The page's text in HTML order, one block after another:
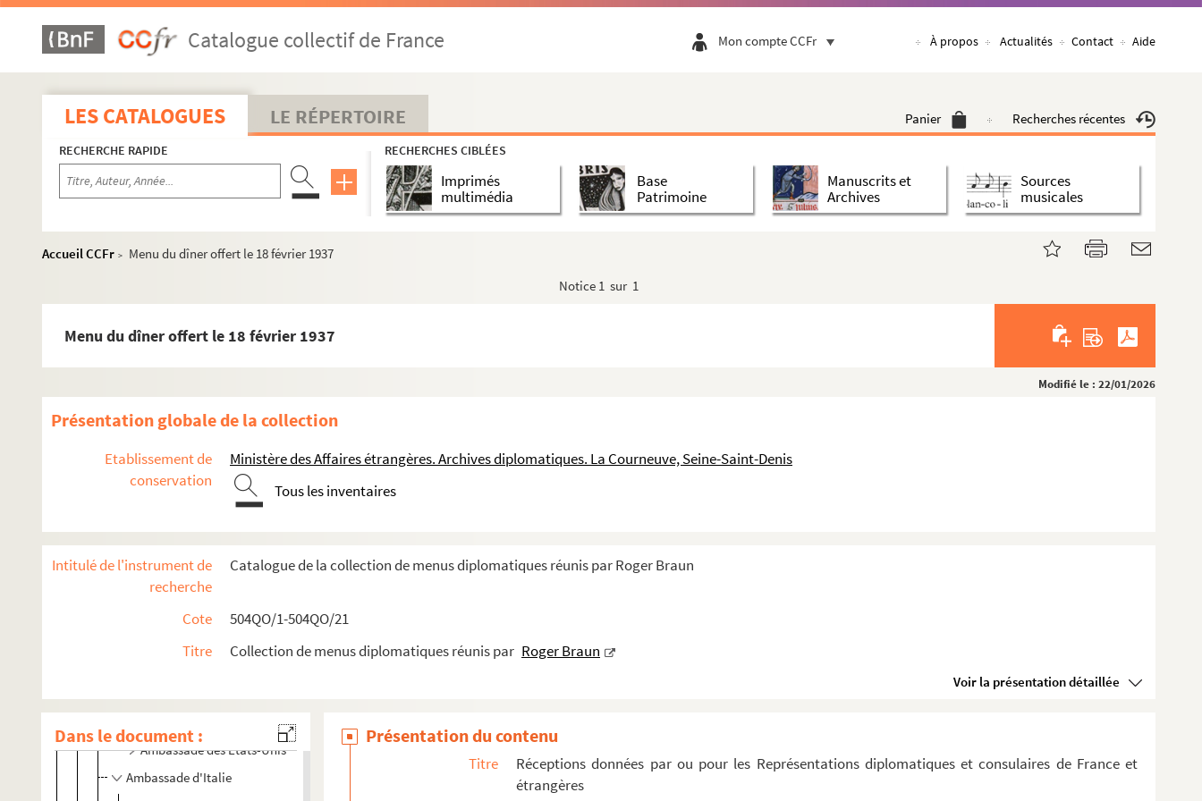
Catalogue collectif de France Mon compte CCFr À propos Actualités Contact Aide
LES CATALOGUES LE RÉPERTOIRE Panier Recherches récentes
RECHERCHE RAPIDE RECHERCHES CIBLÉES
Imprimés
multimédia
Base
Patrimoine
Manuscrits et
Archives
Sources
musicales
Accueil CCFr >
Menu du dîner offert le 18 février 1937
Notice 1 sur 1
Menu du dîner offert le 18 février 1937
Modifié le : 22/01/2026
Présentation globale de la collection
Etablissement de
conservation
Ministère des Affaires étrangères. Archives diplomatiques. La Courneuve, Seine-Saint-Denis
Tous les inventaires
Intitulé de l'instrument de
recherche
Catalogue de la collection de menus diplomatiques réunis par Roger Braun
Cote
504QO/1-504QO/21
Titre
Collection de menus diplomatiques réunis par Roger Braun
Voir la présentation détaillée
Dans le document :
Réceptions données par ou pour les Représentations diplomatiques et consulaires de France et étrangè...
Planche 2 : à Athènes et Constantinople
Planche 3 : à Constantinople
Planche 10 : à La Haye
Planche 11 : ambassade d'Allemagne
Ambassade des Etats-Unis
Ambassade d'Italie
Présentation du contenu
Titre
Réceptions données par ou pour les Représentations diplomatiques et consulaires de France et
étrangères